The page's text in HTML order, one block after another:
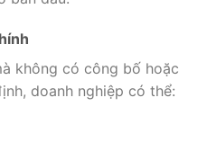
không có công bố hoặc
doanh nghiệp có thể: